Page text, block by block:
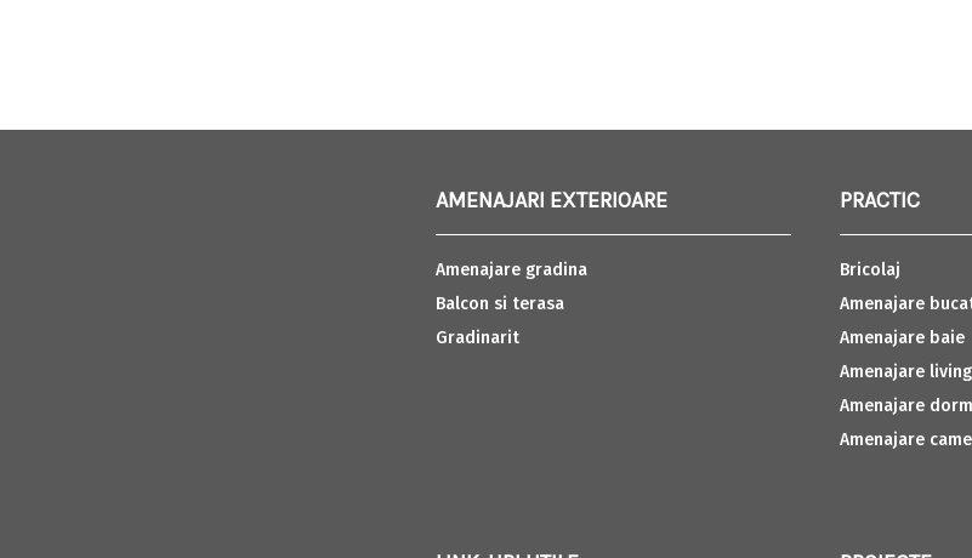
AMENAJARI EXTERIOARE
Amenajare gradina
Balcon si terasa
Gradinarit
PRACTIC
Bricolaj
Amenajare
Amenajare baie
Amenajare living
Amenajare
Amenajare